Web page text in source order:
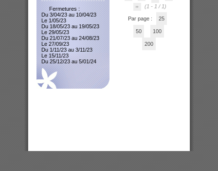
(1 - 1 / 1)
Par page : 25
50 100
200
Fermetures :
Du 3/04/23 au 10/04/23
Le 1/05/23
Du 18/05/23 au 19/05/23
Le 29/05/23
Du 21/07/23 au 24/08/23
Le 27/09/23
Du 1/11/23 au 3/11/23
Le 15/11/23
Du 25/12/23 au 5/01/24